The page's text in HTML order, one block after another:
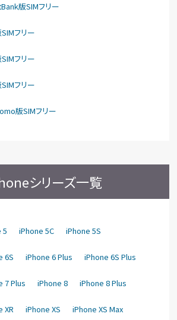
版SIMフリー
フリー
フリー
フリー
版SIMフリー
シリーズ一覧
5 iPhone 5C iPhone 5S
6S iPhone 6 Plus iPhone 6S Plus
7 Plus iPhone 8 iPhone 8 Plus
XR iPhone XS iPhone XS Max